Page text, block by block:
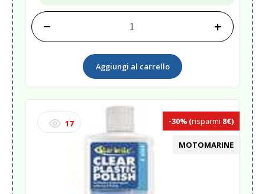
Cartuccia
2040SM
− +
Aggiungi al carrello
MOTOMARINE
-30% (risparmi 8€)
17